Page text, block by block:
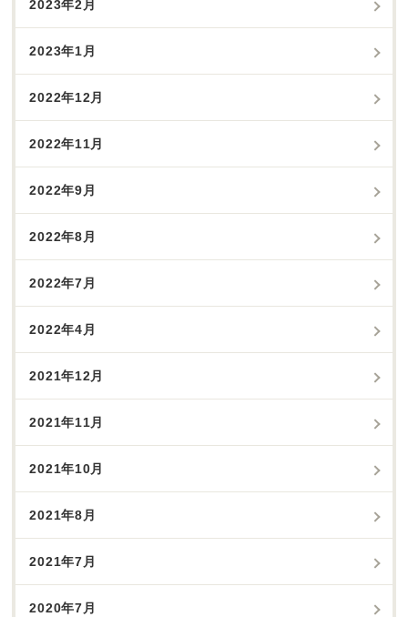
2023年2月
2023年1月
2022年12月
2022年11月
2022年9月
2022年8月
2022年7月
2022年4月
2021年12月
2021年11月
2021年10月
2021年8月
2021年7月
2020年7月